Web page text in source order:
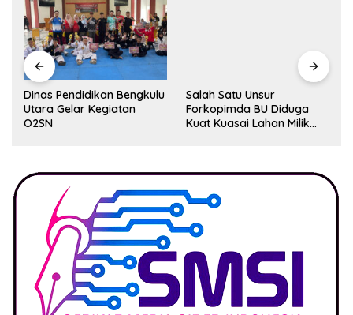
Dinas Pendidikan Bengkulu
Utara Gelar Kegiatan
O2SN
Salah Satu Unsur
Forkopimda BU Diduga
Kuat Kuasai Lahan Milik